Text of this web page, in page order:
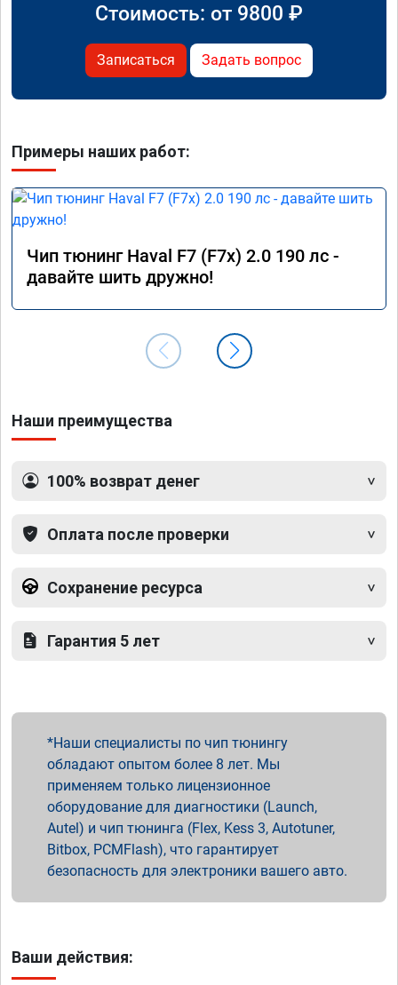
Стоимость: от 9800 ₽
Записаться Задать вопрос
Примеры наших работ:
Чип тюнинг Haval F7 (F7x) 2.0 190 лс -
давайте шить дружно!
Наши преимущества
100% возврат денег
Оплата после проверки
Сохранение ресурса
Гарантия 5 лет
Наши специалисты по чип тюнингу
обладают опытом более 8 лет. Мы
применяем только лицензионное
оборудование для диагностики (Launch,
Autel) и чип тюнинга (Flex, Kess 3, Autotuner,
Bitbox, PCMFlash), что гарантирует
безопасность для электроники вашего авто.
Ваши действия: